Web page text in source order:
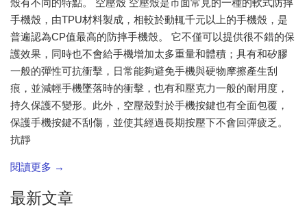
手機殼，由TPU材料製成，相較於動輒千元以上的手機殼，是
普遍認為CP值最高的防摔手機殼。 它不僅可以提供很不錯的保
護效果，同時也不會給手機增加太多重量和體積；具有和矽膠
一般的彈性可抗衝擊，日常能夠避免手機與硬物摩擦產生刮
痕，並減輕手機墜落時的衝擊，也有和壓克力一般的耐用度，
持久保護不變形。此外，空壓殼對於手機按鍵也有全面包覆，
保護手機按鍵不刮傷，並使其經過長期按壓下不會回彈疲乏。
抗靜
閱讀更多 →
最新文章